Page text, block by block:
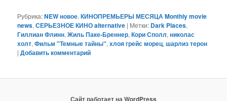
Рубрика:NEW новое,КИНОПРЕМЬЕРЫ МЕСЯЦА Monthly movie
news,СЕРЬЕЗНОЕ КИНО alternative | Метки: Dark Places,
Гиллиан Флинн,Жиль Паке-Бреннер,Кори Сполл,николас
холт,Фильм "Темные тайны",хлоя грейс морец,шарлиз терон
|Добавить комментарий
Сайт работает на WordPress